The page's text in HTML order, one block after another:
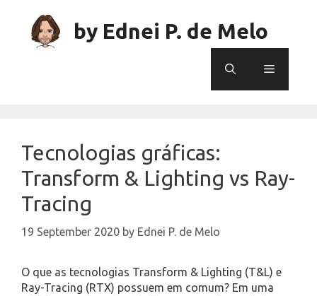
content
by Ednei P. de Melo
Menu
Tecnologias gráficas:
Transform & Lighting vs Ray-
Tracing
19 September 2020 by Ednei P. de Melo
O que as tecnologias Transform & Lighting (T&L) e
Ray-Tracing (RTX) possuem em comum? Em uma